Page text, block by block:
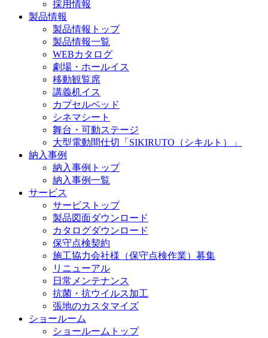
採用情報
製品情報
製品情報トップ
製品情報一覧
WEBカタログ
劇場・ホールイス
移動観覧席
講義机イス
カプセルベッド
シネマシート
舞台・可動ステージ
大型電動間仕切「SIKIRUTO（シキルト）」
納入事例
納入事例トップ
納入事例一覧
サービス
サービストップ
製品図面ダウンロード
カタログダウンロード
保守点検契約
施工協力会社様（保守点検作業）募集
リニューアル
日常メンテナンス
抗菌・抗ウイルス加工
張地のカスタマイズ
ショールーム
ショールームトップ